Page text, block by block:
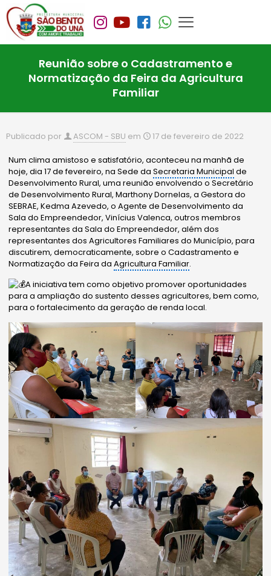
Reunião sobre o Cadastramento e
Normatização da Feira da Agricultura
Familiar
Publicado por ASCOM - SBU em 17 de fevereiro de 2022
Num clima amistoso e satisfatório, aconteceu na manhã de
hoje, dia 17 de fevereiro, na Sede daSecretaria Municipal de
Desenvolvimento Rural, uma reunião envolvendo o Secretário
de Desenvolvimento Rural, Marthony Dornelas, a Gestora do
SEBRAE, Kedma Azevedo, o Agente de Desenvolvimento da
Sala do Empreendedor, Vinícius Valenca, outros membros
representantes da Sala do Empreendedor, além dos
representantes dos Agricultores Familiares do Município, para
discutirem, democraticamente, sobre o Cadastramento e
Normatização da Feira daAgricultura Familiar.
A iniciativa tem como objetivo promover oportunidades
para a ampliação do sustento desses agricultores, bem como,
para o fortalecimento da geração de renda local.